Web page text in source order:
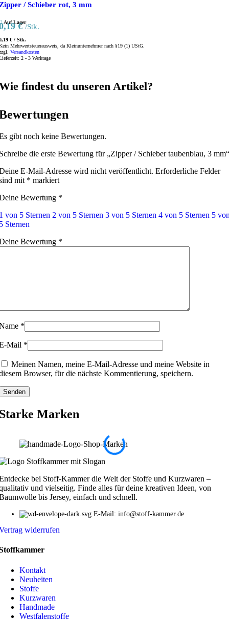
/ Schieber rot, 3 mm
Auf Lager
€ /Stk.
€ / Stk.
Mehrwertsteuerausweis, da Kleinunternehmer nach §19 (1) UStG.
Versandkosten
2 - 3 Werktage
findest du unseren Artikel?
gibt noch keine Bewertungen.
die erste Bewertung für „Zipper / Schieber taubenblau, 3 mm“
E-Mail-Adresse wird nicht veröffentlicht. Erforderliche Felder
mit * markiert
Bewertung *
von 5 Sternen 2 von 5 Sternen 3 von 5 Sternen 4 von 5 Sternen 5
Sternen
Bewertung *
*
Mail *
Meinen Namen, meine E-Mail-Adresse und meine Website in
Browser, für die nächste Kommentierung, speichern.
Marken
bei Stoff-Kammer die Welt der Stoffe und Kurzwaren –
und vielseitig. Finde alles für deine kreativen Ideen, von
bis Jersey, einfach und schnell.
E-Mail: info@stoff-kammer.de
widerrufen
Kontakt
Neuheiten
Stoffe
Kurzwaren
Handmade
Westfalenstoffe